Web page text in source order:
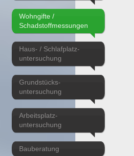
Wohngifte /
Schadstoffmessungen
Haus- / Schlafplatz-
untersuchung
Grundstücks-
untersuchung
Arbeitsplatz-
untersuchung
Bauberatung